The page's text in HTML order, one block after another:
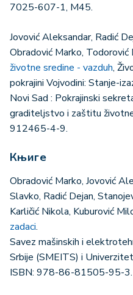
7025-607-1, M45.
Jovović Aleksandar, Radić
Obradović Marko, Todorović
životne sredine - vazduh,
pokrajini Vojvodini: Stanje-
Novi Sad : Pokrajinski
graditeljstvo i zaštitu
912465-4-9.
Књиге
Obradović Marko, Jovović
Slavko, Radić Dejan,
Karličić Nikola, Kuburović
zadaci.
Savez mašinskih i
Srbije (SMEITS) i
ISBN: 978-86-81505-95-3.